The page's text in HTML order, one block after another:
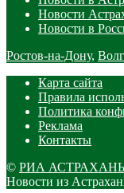
Новости
Новости в
Ростов-на-Дону,
Карта сайта
Правила
Политика
Реклама
Контакты
© РИА
Новости из